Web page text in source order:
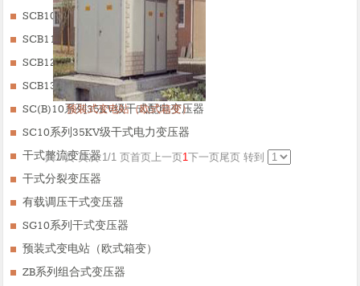
预装式变电站（欧式箱变）
共1 页 页次:1/1 页首页上一页1下一页尾页 转到
SCB10系列电力变压器
SCB11系列变压器
SCB12系列电力变压器
SCB13系列电力变压器
SC(B)10系列35KV级干式配电变压器
SC10系列35KV级干式电力变压器
干式整流变压器
干式分裂变压器
有载调压干式变压器
SG10系列干式变压器
预装式变电站（欧式箱变）
ZB系列组合式变压器